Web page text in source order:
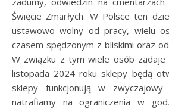
Święcie Zmarłych. W Polsce ten
ustawowo wolny od pracy, wielu
czasem spędzonym z bliskimi oraz
W związku z tym wiele osób
listopada 2024 roku sklepy będą
sklepy funkcjonują w
natrafiamy na ograniczenia w